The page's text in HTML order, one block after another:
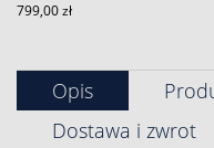
799,00 zł
Opis
Dostawa i zwrot